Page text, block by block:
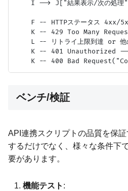
I --> J["結果表示/次の処理
F -- HTTPステータス 4xx/
K -- 429 Too Many
L -- リトライ上限到達 or
K -- 401 Unauthorized -->
ベンチ/検証
API連携スクリプトの品質を保
するだけでなく、様々な条件下
要があります。
機能テスト :